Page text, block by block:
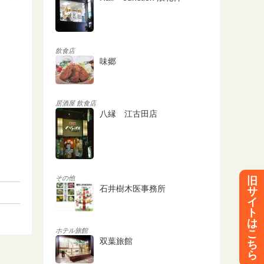
飲食店
味郷
居酒屋 飲食店
八縁 江古田店
その他
石井樹木医事務所
ホテル旅館
双葉旅館
旧
サ
イ
ト
は
こ
ち
ら